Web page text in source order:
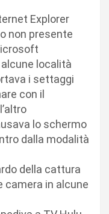
Explorer
non presente
località
i settaggi
con il
lo schermo
dalla modalità
della cattura
camera in alcune